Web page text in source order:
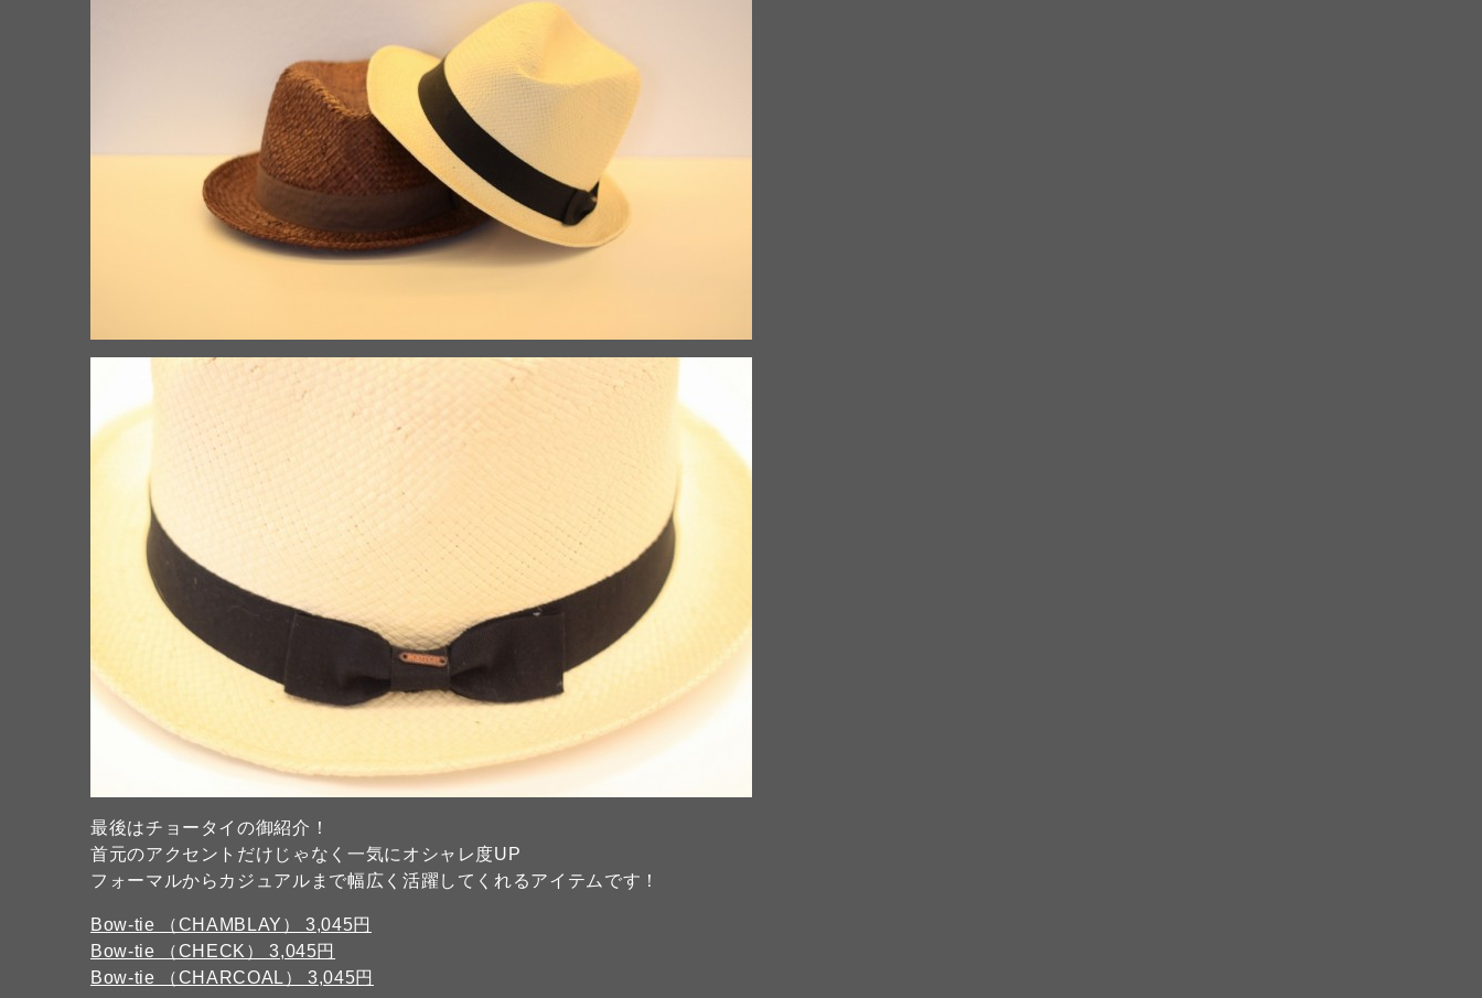
最後はチョータイの御紹介！
首元のアクセントだけじゃなく一気にオシャレ度UP
フォーマルからカジュアルまで幅広く活躍してくれるアイテムです！
Bow-tie （CHAMBLAY） 3,045円
Bow-tie （CHECK） 3,045円
Bow-tie （CHARCOAL） 3,045円